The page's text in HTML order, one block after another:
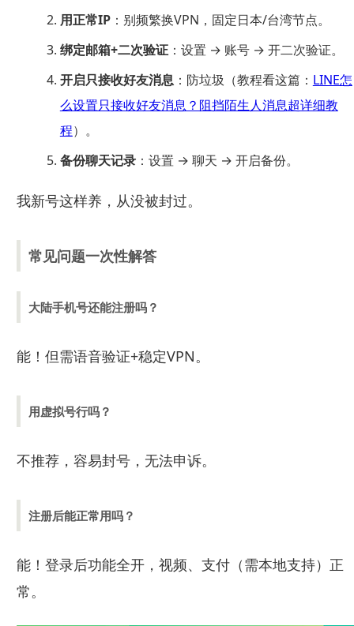
用正常IP：别频繁换VPN，固定日本/台湾节点。
绑定邮箱+二次验证：设置 → 账号 → 开二次验证。
开启只接收好友消息：防垃圾（教程看这篇： LINE怎
么设置只接收好友消息？阻挡陌生人消息超详细教
程）。
备份聊天记录：设置 → 聊天 → 开启备份。
我新号这样养，从没被封过。
常见问题一次性解答
大陆手机号还能注册吗？
能！但需语音验证+稳定VPN。
用虚拟号行吗？
不推荐，容易封号，无法申诉。
注册后能正常用吗？
能！登录后功能全开，视频、支付（需本地支持）正
常。